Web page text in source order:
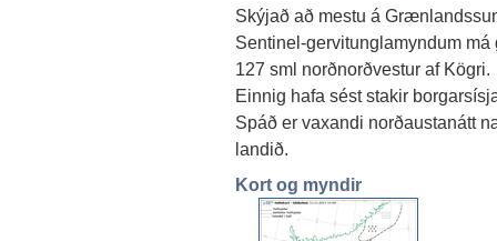
Skýjað að mestu á
Sentinel-gervitunglamyndum
127 sml norðnorðvestur af Kögri.
Einnig hafa sést stakir
Spáð er vaxandi norðaustanátt
landið.
Kort og myndir